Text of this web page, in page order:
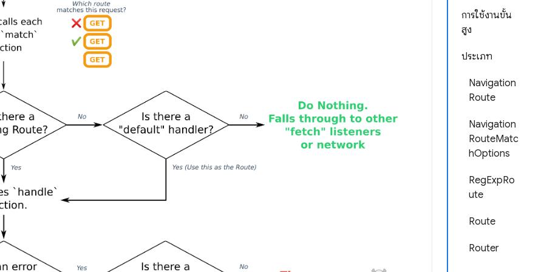
การใช้งานขั้น
สูง
ประเภท
Navigation
Route
Navigation
RouteMatc
hOptions
RegExpRo
ute
Route
Router